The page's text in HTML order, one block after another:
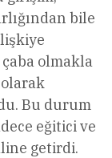
bile
olmakla
Bu durum
eğitici ve
getirdi.